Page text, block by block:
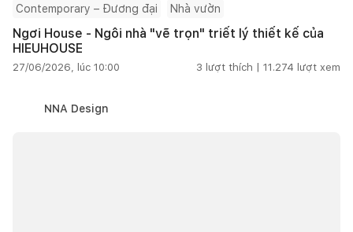
Contemporary – Đương đại Nhà vườn
Ngơi House - Ngôi nhà "vẽ trọn" triết lý thiết kế của
HIEUHOUSE
27/06/2026, lúc 10:00 3 lượt thích | 11.274 lượt xem
NNA Design